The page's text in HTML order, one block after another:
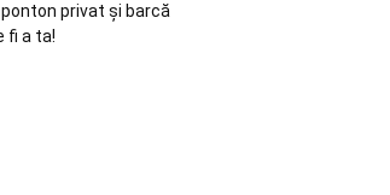
privat și barcă
fi a ta!